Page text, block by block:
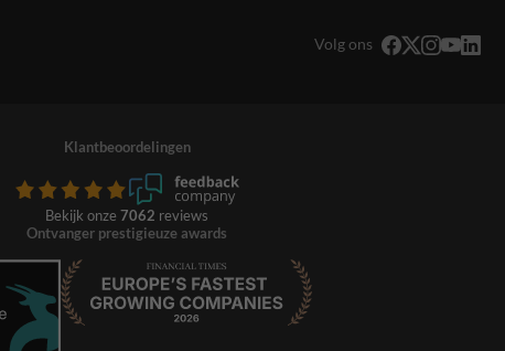
Volg ons
Klantbeoordelingen
Bekijk onze 7062 reviews
Ontvanger prestigieuze awards